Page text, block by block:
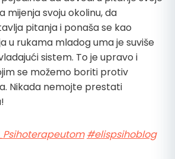
mijenja svoju okolinu, da
pitanja i ponaša se kao
u rukama mladog uma je suviše
sistem. To je upravo i
se možemo boriti protiv
Nikada nemojte prestati
#elispsihoblog